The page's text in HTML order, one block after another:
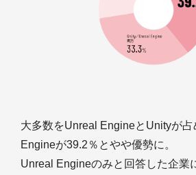
大多数をUnreal EngineとUnityが占
Engineが39.2％とやや優勢に。
Unreal Engineのみと回答した企業